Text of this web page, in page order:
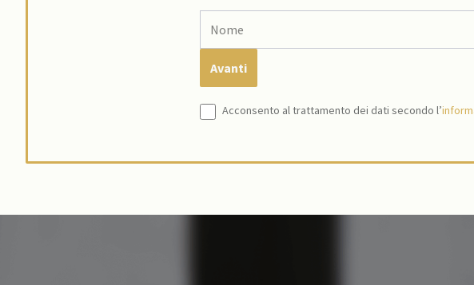
Acconsento al trattamento dei dati secondo l’